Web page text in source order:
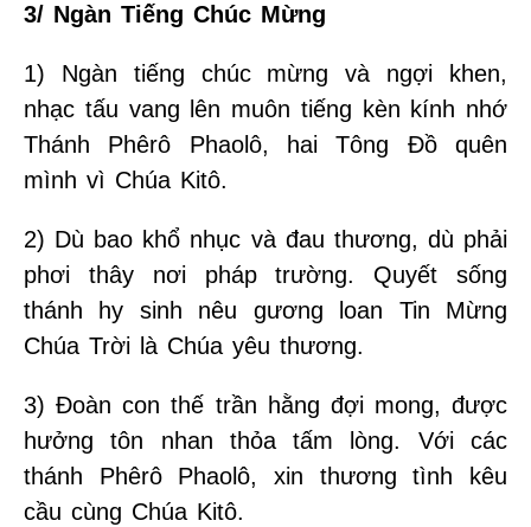
3/ Ngàn Tiếng Chúc Mừng
1) Ngàn tiếng chúc mừng và ngợi khen,
nhạc tấu vang lên muôn tiếng kèn kính nhớ
Thánh Phêrô Phaolô, hai Tông Đồ quên
mình vì Chúa Kitô.
2) Dù bao khổ nhục và đau thương, dù phải
phơi thây nơi pháp trường. Quyết sống
thánh hy sinh nêu gương loan Tin Mừng
Chúa Trời là Chúa yêu thương.
3) Đoàn con thế trần hằng đợi mong, được
hưởng tôn nhan thỏa tấm lòng. Với các
thánh Phêrô Phaolô, xin thương tình kêu
cầu cùng Chúa Kitô.